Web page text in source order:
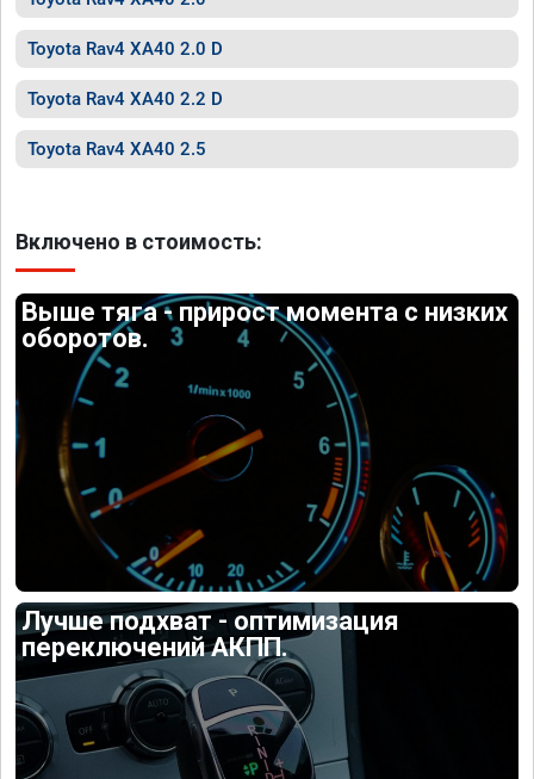
Toyota Rav4 XA40 2.0 D
Toyota Rav4 XA40 2.2 D
Toyota Rav4 XA40 2.5
Включено в стоимость:
Выше тяга - прирост момента с низких
оборотов.
Лучше подхват - оптимизация
переключений АКПП.